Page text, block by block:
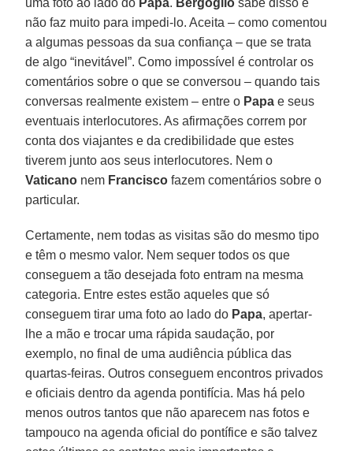
não faz muito para impedi-lo. Aceita – como comentou
a algumas pessoas da sua confiança – que se trata
de algo “inevitável”. Como impossível é controlar os
comentários sobre o que se conversou – quando tais
conversas realmente existem – entre o Papa e seus
eventuais interlocutores. As afirmações correm por
conta dos viajantes e da credibilidade que estes
tiverem junto aos seus interlocutores. Nem o
Vaticano nem Francisco fazem comentários sobre o
particular.
Certamente, nem todas as visitas são do mesmo tipo
e têm o mesmo valor. Nem sequer todos os que
conseguem a tão desejada foto entram na mesma
categoria. Entre estes estão aqueles que só
conseguem tirar uma foto ao lado do Papa, apertar-
lhe a mão e trocar uma rápida saudação, por
exemplo, no final de uma audiência pública das
quartas-feiras. Outros conseguem encontros privados
e oficiais dentro da agenda pontifícia. Mas há pelo
menos outros tantos que não aparecem nas fotos e
tampouco na agenda oficial do pontífice e são talvez